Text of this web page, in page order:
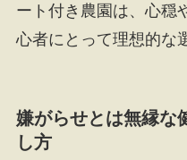
ート付き農園は、心穏
心者にとって理想的な
嫌がらせとは無縁な
し方